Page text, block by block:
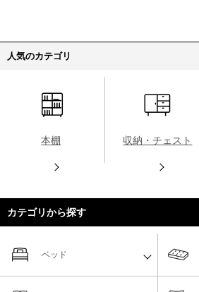
人気のカテゴリ
本棚 収納・チェスト
カテゴリから探す
ベッド